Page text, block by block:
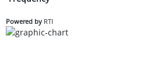
Powered by RTI